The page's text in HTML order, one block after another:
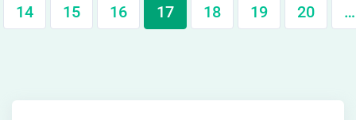
14 15 16 17 18 19 20 …